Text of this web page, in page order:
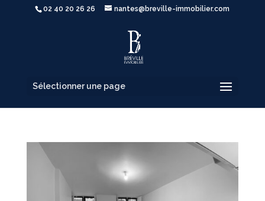
02 40 20 26 26 nantes@breville-immobilier.com
Sélectionner une page